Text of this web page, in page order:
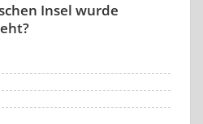
Insel wurde